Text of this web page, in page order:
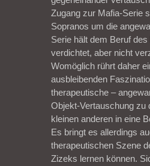
Zugang zur Mafia-Serie
Sopranos um die
Serie hält dem Beruf
verdichtet, aber nicht
Womöglich rührt daher
ausbleibenden
therapeutische –
Objekt-Vertauschung zu
kleinen anderen in eine
Es bringt es allerdings
therapeutischen Szene
Zizeks lernen können.